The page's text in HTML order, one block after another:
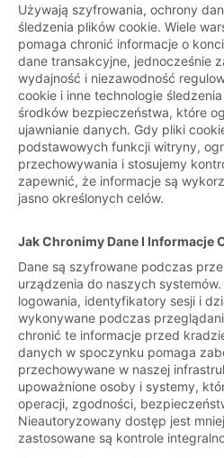
Używają szyfrowania, ochrony
śledzenia plików cookie. Wiele
pomaga chronić informacje o
dane transakcyjne, jednocześnie
wydajność i niezawodność
cookie i inne technologie
środków bezpieczeństwa, które
ujawnianie danych. Gdy pliki
podstawowych funkcji witryny,
przechowywania i stosujemy
zapewnić, że informacje są
jasno określonych celów.
Jak Chronimy Dane I Informacje
Dane są szyfrowane podczas
urządzenia do naszych
logowania, identyfikatory sesji i
wykonywane podczas
chronić te informacje przed
danych w spoczynku pomaga
przechowywane w naszej
upoważnione osoby i systemy,
operacji, zgodności,
Nieautoryzowany dostęp jest
zastosowane są kontrole